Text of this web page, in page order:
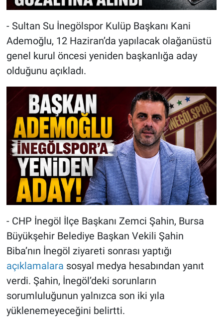
- Sultan Su İnegölspor Kulüp Başkanı Kani
Ademoğlu, 12 Haziran’da yapılacak olağanüstü
genel kurul öncesi yeniden başkanlığa aday
olduğunu açıkladı.
- CHP İnegöl İlçe Başkanı Zemci Şahin, Bursa
Büyükşehir Belediye Başkan Vekili Şahin
Biba’nın İnegöl ziyareti sonrası yaptığı
açıklamalara sosyal medya hesabından yanıt
verdi. Şahin, İnegöl’deki sorunların
sorumluluğunun yalnızca son iki yıla
yüklenemeyeceğini belirtti.